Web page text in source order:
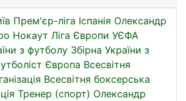
Прем'єр-ліга Іспанія Олександр
Нокаут Ліга Європи УЄФА
з футболу Збірна України з
Європа Всесвітня
Всесвітня боксерська
Тренер (спорт) Олександр